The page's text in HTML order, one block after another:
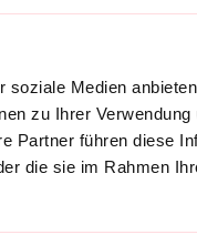
soziale Medien
zu Ihrer Verwendung
Partner führen diese
die sie im Rahmen